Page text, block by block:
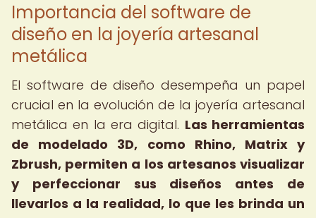
Importancia del software de
diseño en la joyería artesanal
metálica
El software de diseño desempeña un papel
crucial en la evolución de la joyería artesanal
metálica en la era digital. Las herramientas
de modelado 3D, como Rhino, Matrix y
Zbrush, permiten a los artesanos visualizar
y perfeccionar sus diseños antes de
llevarlos a la realidad, lo que les brinda un